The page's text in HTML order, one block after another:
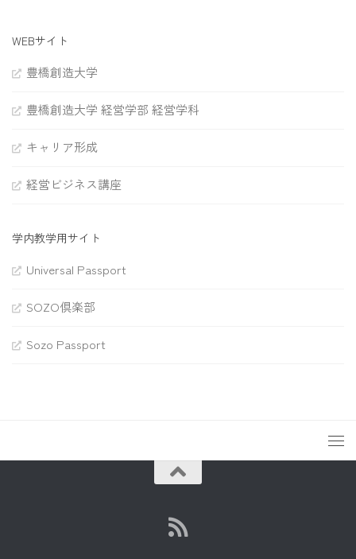
WEBサイト
豊橋創造大学
豊橋創造大学 経営学部 経営学科
キャリア形成
経営ビジネス講座
学内教学用サイト
Universal Passport
SOZO倶楽部
Sozo Passport